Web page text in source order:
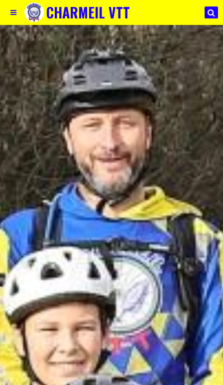
CHARMEIL VTT